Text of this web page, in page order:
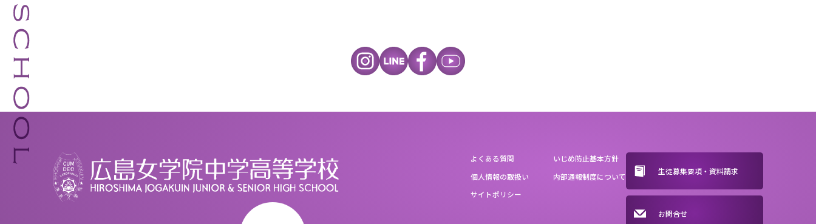
よくある質問
個人情報の取扱い
サイトポリシー
いじめ防止基本方針
内部通報制度について
生徒募集要項・資料請求
お問合せ